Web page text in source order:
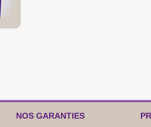
NOS GARANTIES